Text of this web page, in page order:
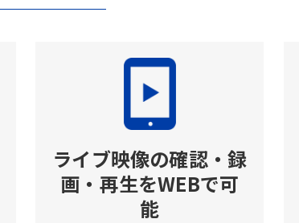
ライブ映像の確認・録
画・再生をWEBで可
能